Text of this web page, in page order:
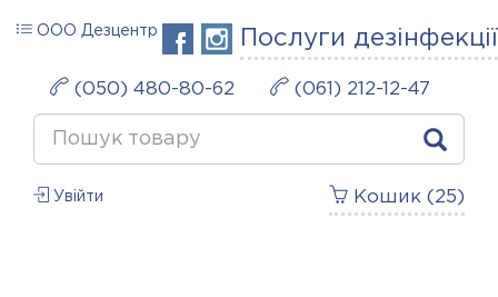
Послуги дезінфекції
ООО Дезцентр
(050) 480-80-62 (061) 212-12-47
Кошик ( 25 )
Увійти